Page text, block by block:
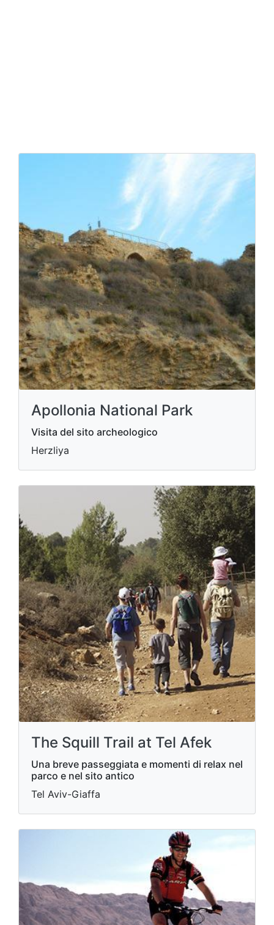
Apollonia National Park
Visita del sito archeologico
Herzliya
The Squill Trail at Tel Afek
Una breve passeggiata e momenti di relax nel
parco e nel sito antico
Tel Aviv-Giaffa